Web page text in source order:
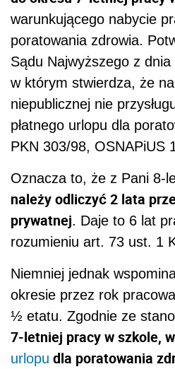
warunkującego nabycie
poratowania zdrowia.
Sądu Najwyższego z
w którym stwierdza, że
niepublicznej nie
płatnego urlopu dla
PKN 303/98, OSNAPiUS
Oznacza to, że z Pani 8-
należy odliczyć 2 lata
prywatnej. Daje to 6 lat
rozumieniu art. 73 ust. 1
Niemniej jednak
okresie przez rok
½ etatu. Zgodnie ze
7-letniej pracy w szkole,
urlopu dla poratowania